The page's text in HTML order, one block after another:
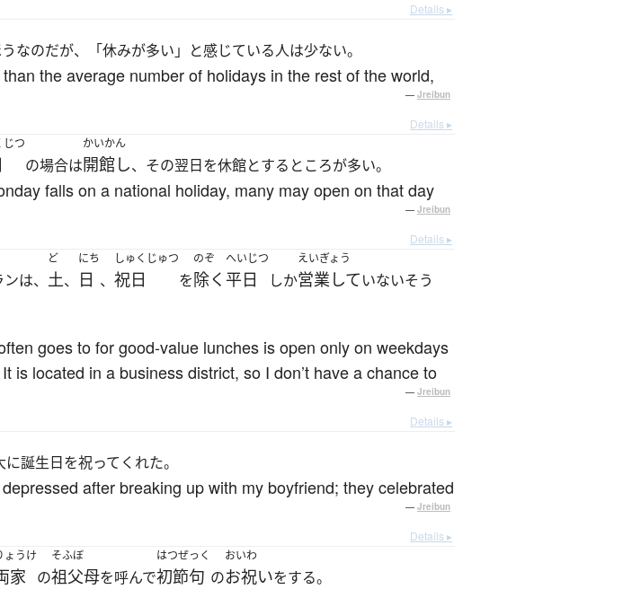
Details ▸
なのだが、「休みが多い」と感じている人は少ない。
the average number of holidays in the rest of the world,
— Jreibun
Details ▸
じつ
の場合は
かいかん
開館し、その翌日を休館とするところが多い。
falls on a national holiday, many may open on that day
— Jreibun
Details ▸
は、
ど
土、
にち
日 、
しゅくじゅつ
祝日 を
のぞ
除く
へいじつ
平日 しか
えいぎょう
営業していないそう
goes to for good-value lunches is open only on weekdays
located in a business district, so I don’t have a chance to
— Jreibun
Details ▸
に誕生日を祝ってくれた。
after breaking up with my boyfriend; they celebrated
— Jreibun
Details ▸
ょうけ
家 の
そふぼ
祖父母を呼んで
はつぜっく
初節句 の
おいわ
お祝いをする。